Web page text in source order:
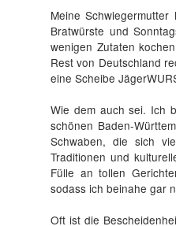
Meine
Bratwürste und
wenigen Zutaten
Rest von Deutschland
eine Scheibe
Wie dem auch sei. Ich
schönen Baden-
Schwaben, die sich
Traditionen und
Fülle an tollen
sodass ich beinahe gar
Oft ist die